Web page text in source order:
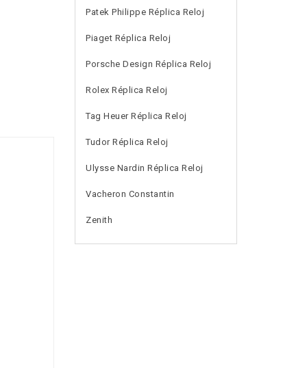
Patek Philippe Réplica Reloj
Piaget Réplica Reloj
Porsche Design Réplica Reloj
Rolex Réplica Reloj
Tag Heuer Réplica Reloj
Tudor Réplica Reloj
Ulysse Nardin Réplica Reloj
Vacheron Constantin
Zenith